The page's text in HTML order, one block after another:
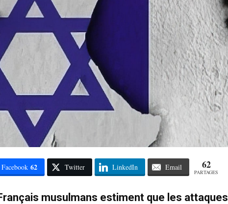
Facebook 62 Twitter LinkedIn Email 62
PARTAGES
musulmans estiment que les